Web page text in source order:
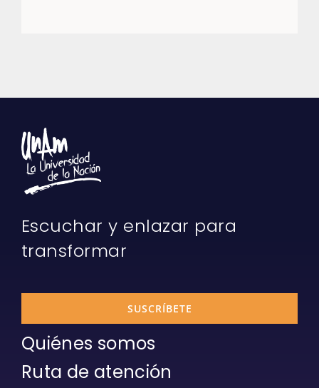
Escuchar y enlazar para
transformar
SUSCRÍBETE
Quiénes somos
Ruta de atención